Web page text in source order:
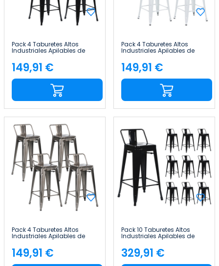
Pack 4 Taburetes Altos
Industriales Apilables de
Acero 41x41x85cm Thinia
Home
Precio
149,91 €
Pack 4 Taburetes Altos
Industriales Apilables de
Acero 41x41x85cm Thinia
Home
Precio
149,91 €
Pack 4 Taburetes Altos
Industriales Apilables de
Acero 41x41x85cm Thinia
Home
Precio
149,91 €
Pack 10 Taburetes Altos
Industriales Apilables de
Acero 41x41x85cm Thinia
Home
Precio
329,91 €